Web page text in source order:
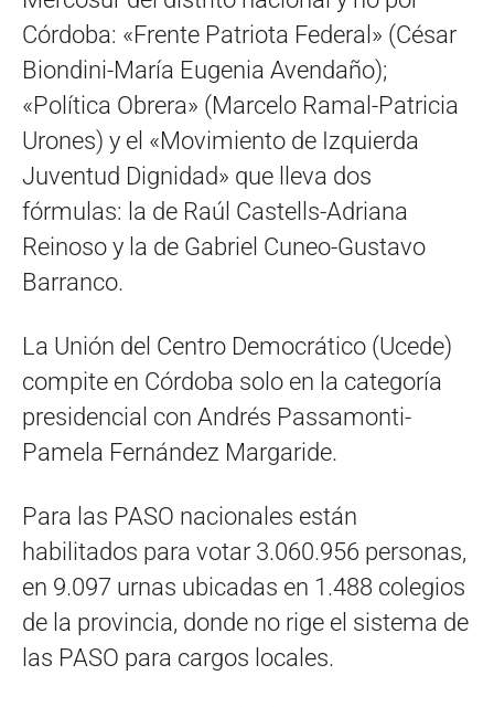
Córdoba: «Frente Patriota Federal» (César
Biondini-María Eugenia Avendaño);
«Política Obrera» (Marcelo Ramal-Patricia
Urones) y el «Movimiento de Izquierda
Juventud Dignidad» que lleva dos
fórmulas: la de Raúl Castells-Adriana
Reinoso y la de Gabriel Cuneo-Gustavo
Barranco.
La Unión del Centro Democrático (Ucede)
compite en Córdoba solo en la categoría
presidencial con Andrés Passamonti-
Pamela Fernández Margaride.
Para las PASO nacionales están
habilitados para votar 3.060.956 personas,
en 9.097 urnas ubicadas en 1.488 colegios
de la provincia, donde no rige el sistema de
las PASO para cargos locales.